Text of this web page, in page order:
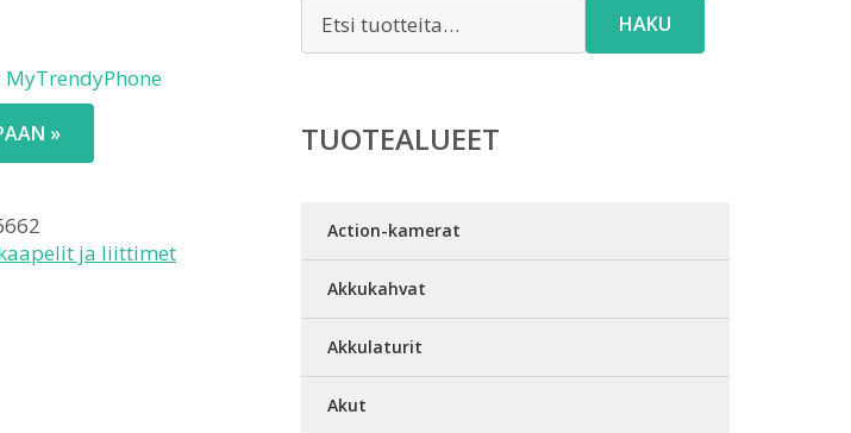
MyTrendyPhone
»
ja liittimet
HAKU
TUOTEALUEET
Action-kamerat
Akkukahvat
Akkulaturit
Akut